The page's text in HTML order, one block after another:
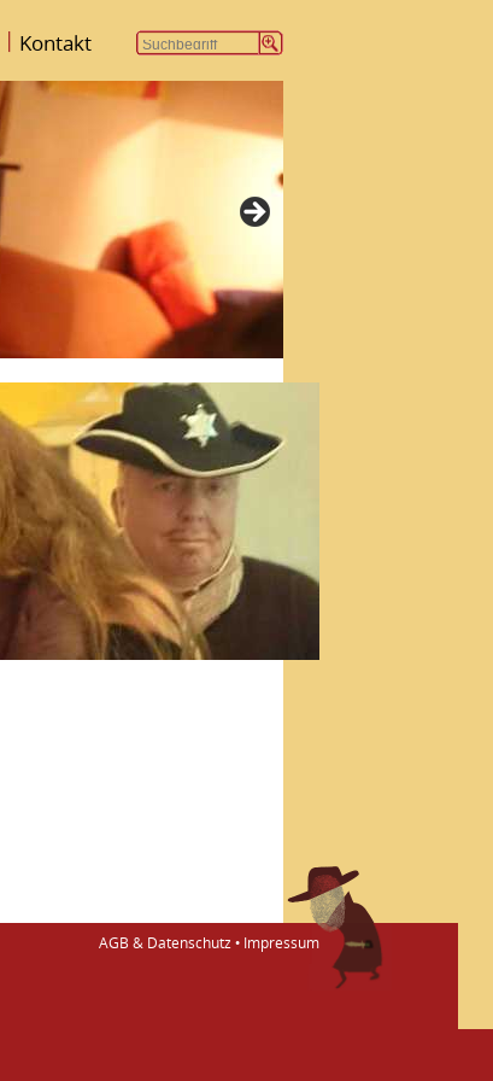
| Kontakt
AGB & Datenschutz • Impressum